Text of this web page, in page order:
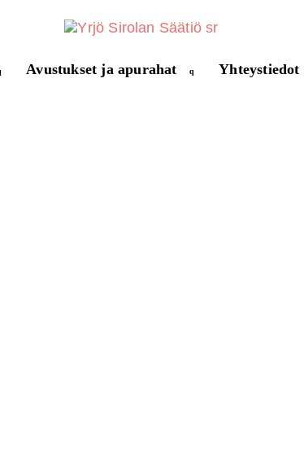
Avustukset ja apurahat Yhteystiedot